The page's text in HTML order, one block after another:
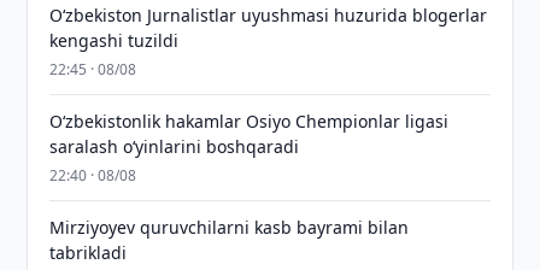
O‘zbekiston Jurnalistlar uyushmasi huzurida blogerlar
kengashi tuzildi
22:45 · 08/08
O‘zbekistonlik hakamlar Osiyo Chempionlar ligasi
saralash o‘yinlarini boshqaradi
22:40 · 08/08
Mirziyoyev quruvchilarni kasb bayrami bilan
tabrikladi